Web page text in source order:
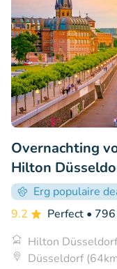
Overnachting
Hilton
Erg populaire
9.2
Perfect •
Hilton Düsseldorf
Düsseldorf